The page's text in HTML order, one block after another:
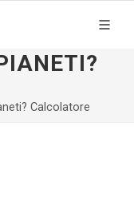
Calcolatore